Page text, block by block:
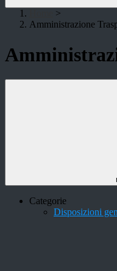
>
Amministrazione
Categorie
Disposizioni